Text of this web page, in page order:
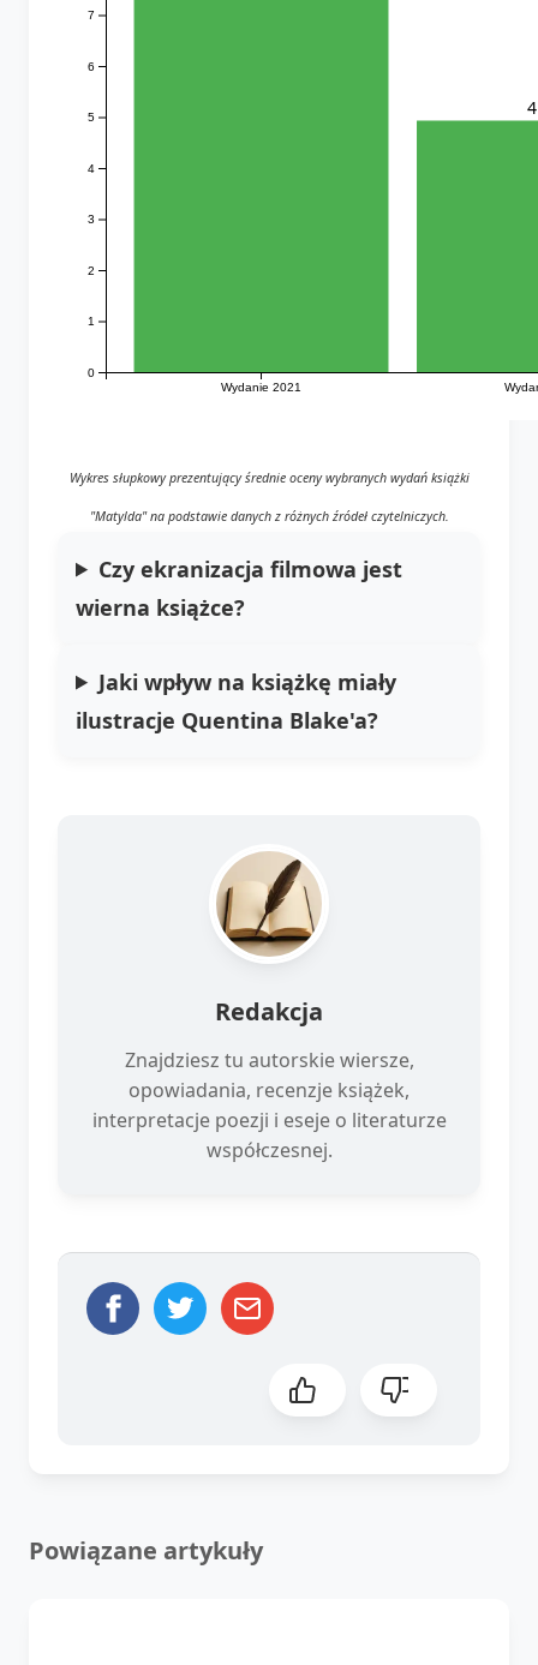
Wydanie 2021
0
1
2
3
4
5
6
7
Wykres słupkowy prezentujący średnie oceny wybranych wydań książki
"Matylda" na podstawie danych z różnych źródeł czytelniczych.
Czy ekranizacja filmowa jest
wierna książce?
Jaki wpływ na książkę miały
ilustracje Quentina Blake'a?
Redakcja
Znajdziesz tu autorskie wiersze,
opowiadania, recenzje książek,
interpretacje poezji i eseje o literaturze
współczesnej.
Powiązane artykuły